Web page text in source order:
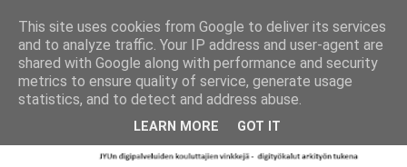
This site uses cookies from Google to deliver its services
and to analyze traffic. Your IP address and user-agent are
shared with Google along with performance and security
metrics to ensure quality of service, generate usage
statistics, and to detect and address abuse.
LEARN MORE GOT IT